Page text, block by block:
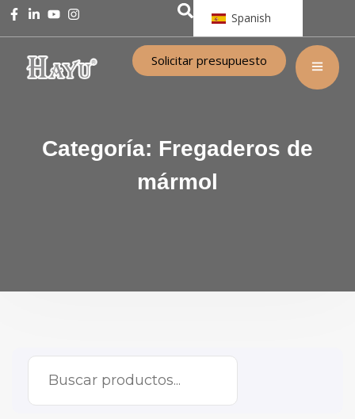
Spanish
Solicitar presupuesto
Categoría: Fregaderos de
mármol